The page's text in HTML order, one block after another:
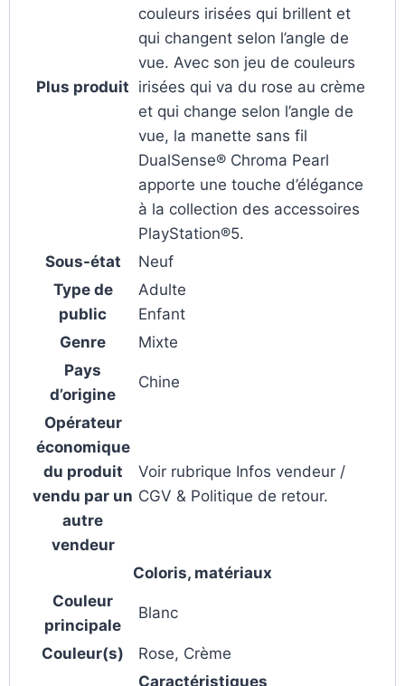
Plus produit
couleurs irisées qui brillent et
qui changent selon l’angle de
vue. Avec son jeu de couleurs
irisées qui va du rose au crème
et qui change selon l’angle de
vue, la manette sans fil
DualSense® Chroma Pearl
apporte une touche d’élégance
à la collection des accessoires
PlayStation®5.
Sous-état
Neuf
Type de
public
Adulte
Enfant
Genre
Mixte
Pays
d’origine
Chine
Opérateur
économique
du produit
vendu par un
autre
vendeur
Voir rubrique Infos vendeur /
CGV & Politique de retour.
Coloris, matériaux
Couleur
principale
Blanc
Couleur(s)
Rose, Crème
Caractéristiques